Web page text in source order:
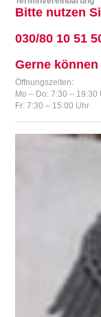
Bitte nutzen
030/80 10 51
Gerne
Öffnungszeiten:
Mo – Do: 7:30 – 19:30
Fr: 7:30 – 15:00 Uhr